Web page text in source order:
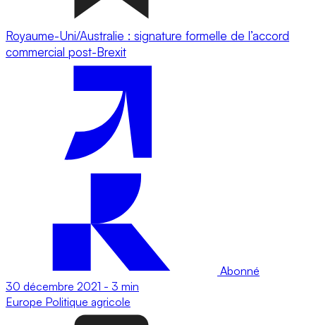
Royaume-Uni/Australie : signature formelle de l’accord
commercial post-Brexit
Abonné
30 décembre 2021 - 3 min
Europe Politique agricole